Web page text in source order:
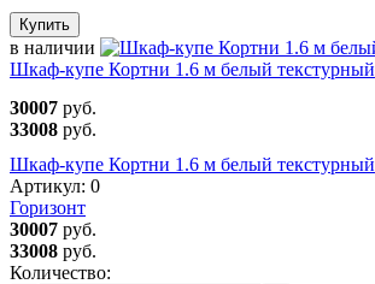
Купить
в наличии
Шкаф-купе Кортни 1.6 м белый текстурный
30007 руб.
33008 руб.
Шкаф-купе Кортни 1.6 м белый текстурный
Артикул: 0
Горизонт
30007 руб.
33008 руб.
Количество: